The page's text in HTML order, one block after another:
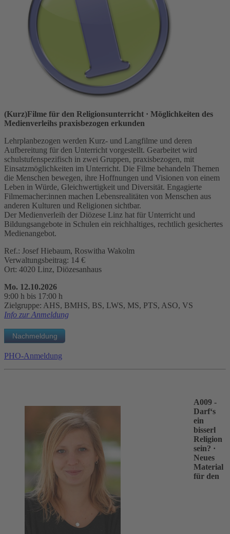
(Kurz)Filme für den Religionsunterricht · Möglichkeiten des
Medienverleihs praxisbezogen erkunden
Lehrplanbezogen werden Kurz- und Langfilme und deren
Aufbereitung für den Unterricht vorgestellt. Gearbeitet wird
schulstufenspezifisch in zwei Gruppen, praxisbezogen, mit
Einsatzmöglichkeiten im Unterricht. Die Filme behandeln Themen
die Menschen bewegen, ihre Hoffnungen und Visionen von einem
Leben in Würde, Gleichwertigkeit und Diversität. Engagierte
Filmemacher:innen machen Lebensrealitäten von Menschen aus
anderen Kulturen und Religionen sichtbar.
Der Medienverleih der Diözese Linz hat für Unterricht und
Bildungsangebote in Schulen ein reichhaltiges, rechtlich gesichertes
Medienangebot.
Ref.: Josef Hiebaum, Roswitha Wakolm
Verwaltungsbeitrag: 14 €
Ort: 4020 Linz, Diözesanhaus
Mo. 12.10.2026
9:00 h bis 17:00 h
Zielgruppe: AHS, BMHS, BS, LWS, MS, PTS, ASO, VS
Info zur Anmeldung
PHO-Anmeldung
A009 -
Darf‘s
ein
bisserl
Religion
sein? ·
Neues
Material
für den